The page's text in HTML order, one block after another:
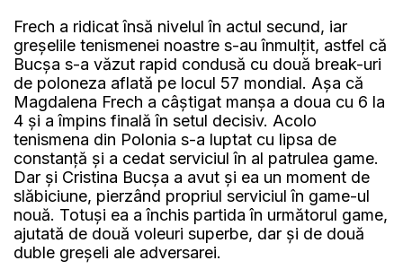
Frech a ridicat însă nivelul în actul secund, iar
greșelile tenismenei noastre s-au înmulțit, astfel că
Bucșa s-a văzut rapid condusă cu două break-uri
de poloneza aflată pe locul 57 mondial. Așa că
Magdalena Frech a câștigat manșa a doua cu 6 la
4 și a împins finală în setul decisiv. Acolo
tenismena din Polonia s-a luptat cu lipsa de
constanță și a cedat serviciul în al patrulea game.
Dar și Cristina Bucșa a avut și ea un moment de
slăbiciune, pierzând propriul serviciul în game-ul
nouă. Totuși ea a închis partida în următorul game,
ajutată de două voleuri superbe, dar și de două
duble greșeli ale adversarei.